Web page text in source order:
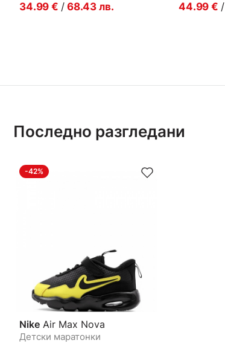
34.99 € / 68.43 лв.
44.99 € /
Последно разгледани
-42%
Nike Air Max Nova
Детски маратонки